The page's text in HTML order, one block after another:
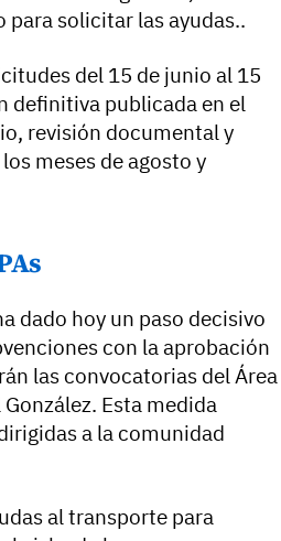
solicitar las ayudas..
del 15 de junio al 15
definitiva publicada en el
revisión documental y
meses de agosto y
dado hoy un paso decisivo
con la aprobación
las convocatorias del Área
Esta medida
a la comunidad
al transporte para